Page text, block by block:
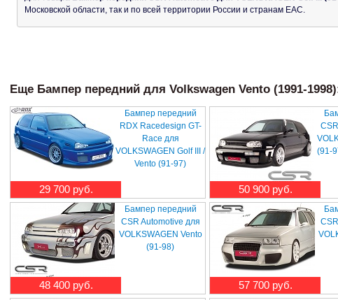
Московской области, так и по всей территории России и странам ЕАС.
Еще Бампер передний для Volkswagen Vento (1991-
29 700 руб.
Бампер передний
RDX Racedesign GT-
Race для
VOLKSWAGEN Golf III /
Vento (91-97)
50 900 руб.
(91-
48 400 руб.
Бампер передний
CSR Automotive для
VOLKSWAGEN Vento
(91-98)
57 700 руб.